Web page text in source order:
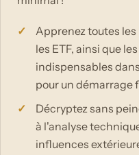
Apprenez toutes
les ETF, ainsi que
indispensables
pour un démarrage
Décryptez sans
à l'analyse
influences